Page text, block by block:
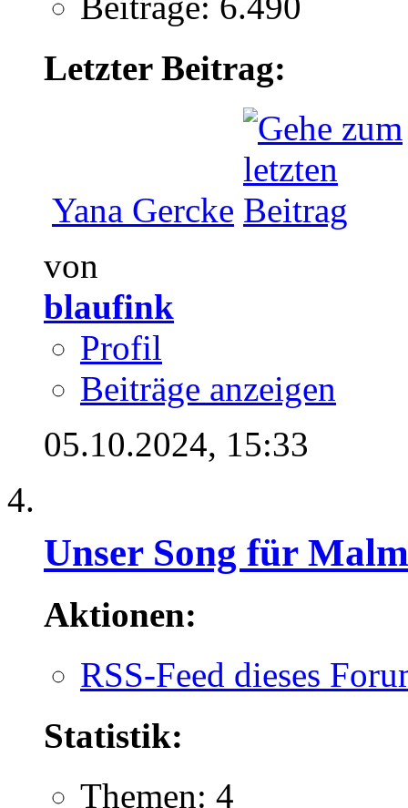
Letzter Beitrag:
Yana Gercke
von
blaufink
Profil
Beiträge anzeigen
05.10.2024, 15:33
Unser Song für
Aktionen:
RSS-Feed dieses
Statistik:
Themen: 4